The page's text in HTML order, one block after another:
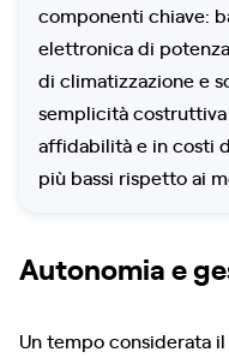
componenti chiave:
elettronica di
di climatizzazione e
semplicità
affidabilità e in costi
più bassi rispetto ai
Autonomia e
Un tempo considerata